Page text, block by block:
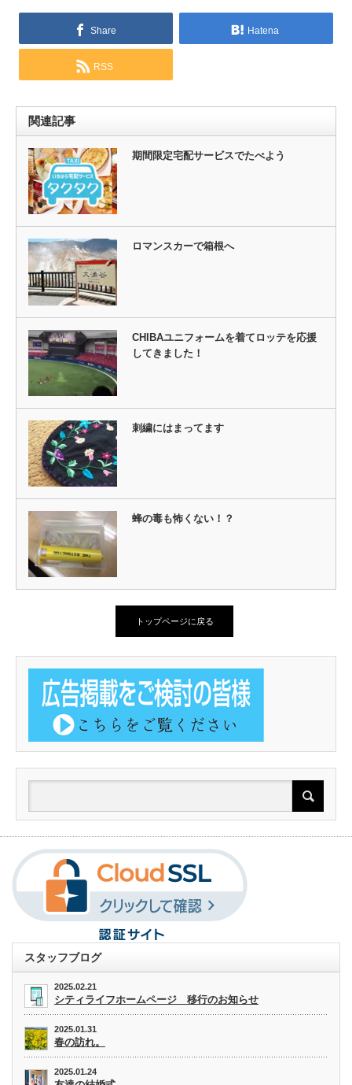
Share Hatena
RSS
関連記事
期間限定宅配サービスでたべよう
ロマンスカーで箱根へ
CHIBAユニフォームを着てロッテを応援
してきました！
刺繍にはまってます
蜂の毒も怖くない！？
トップページに戻る
スタッフブログ
2025.02.21
シティライフホームページ 移行のお知らせ
2025.01.31
春の訪れ。
2025.01.24